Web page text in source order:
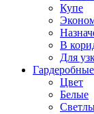
Купе
В
Для
Гардеробные
Цвет
Белые